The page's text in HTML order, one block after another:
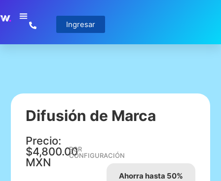
Ingresar
Difusión de Marca
Precio:
$4,800.00
MXN
POR
CONFIGURACIÓN
Ahorra hasta 50%